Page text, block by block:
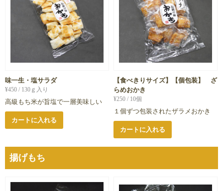
味一生・塩サラダ
¥450 / 130ｇ入り
高級もち米が旨塩で一層美味しい
カートに入れる
【食べきりサイズ】【個包装】 ざ
らめおかき
¥250 / 10個
１個ずつ包装されたザラメおかき
カートに入れる
揚げもち